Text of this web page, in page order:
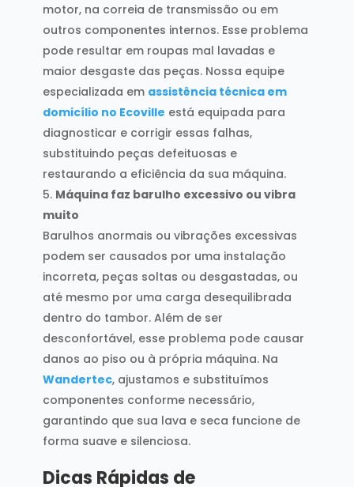
motor, na correia de transmissão ou em
outros componentes internos. Esse problema
pode resultar em roupas mal lavadas e
maior desgaste das peças. Nossa equipe
especializada em assistência técnica em
domicílio no Ecoville está equipada para
diagnosticar e corrigir essas falhas,
substituindo peças defeituosas e
restaurando a eficiência da sua máquina.
Máquina faz barulho excessivo ou vibra
muito
Barulhos anormais ou vibrações excessivas
podem ser causados por uma instalação
incorreta, peças soltas ou desgastadas, ou
até mesmo por uma carga desequilibrada
dentro do tambor. Além de ser
desconfortável, esse problema pode causar
danos ao piso ou à própria máquina. Na
Wandertec, ajustamos e substituímos
componentes conforme necessário,
garantindo que sua lava e seca funcione de
forma suave e silenciosa.
Dicas Rápidas de